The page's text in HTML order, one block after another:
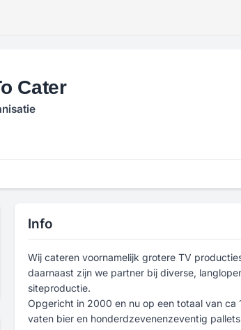
Cater
Info
Wij cateren voornamelijk grotere TV
daarnaast zijn we partner bij diverse,
siteproductie.
Opgericht in 2000 en nu op een totaal van
vaten bier en honderdzevenenzeventig